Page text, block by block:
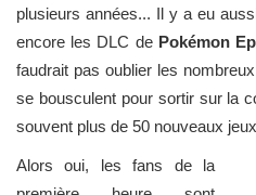
plusieurs années... Il y a eu
encore les DLC dePokémon
faudrait pas oublier les
se bousculent pour sortir sur la
souvent plus de 50 nouveaux
Alors oui, les fans de la